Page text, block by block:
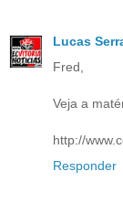
Lucas
Fred,
Veja a
http://
Responder